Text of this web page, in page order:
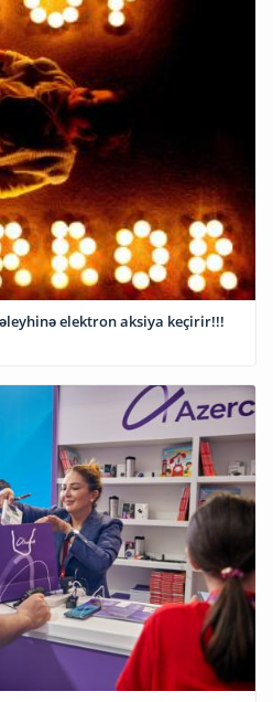
elektron aksiya keçirir!!!